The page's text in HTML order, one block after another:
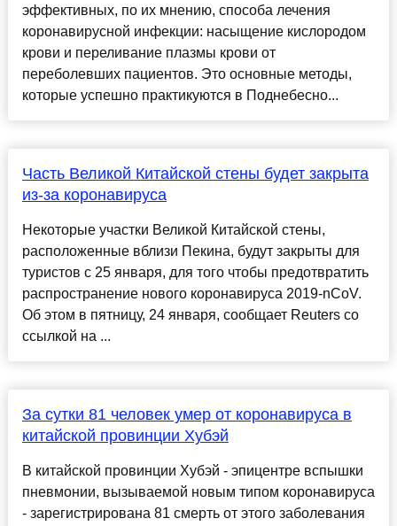
эффективных, по их мнению, способа лечения
коронавирусной инфекции: насыщение кислородом
крови и переливание плазмы крови от
переболевших пациентов. Это основные методы,
которые успешно практикуются в Поднебесно...
Часть Великой Китайской стены будет закрыта
из-за коронавируса
Некоторые участки Великой Китайской стены,
расположенные вблизи Пекина, будут закрыты для
туристов с 25 января, для того чтобы предотвратить
распространение нового коронавируса 2019-nCoV.
Об этом в пятницу, 24 января, сообщает Reuters со
ссылкой на ...
За сутки 81 человек умер от коронавируса в
китайской провинции Хубэй
В китайской провинции Хубэй - эпицентре вспышки
пневмонии, вызываемой новым типом коронавируса
- зарегистрирована 81 смерть от этого заболевания